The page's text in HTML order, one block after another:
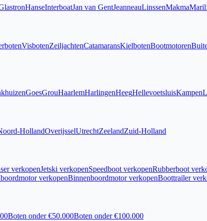
HanseInterboatJan van GentJeanneauLinssenMakmaMaril
VisbotenZeiljachtenCatamaransKielbotenBootmotoren
GoesGrouHaarlemHarlingenHeegHellevoetsluisKampen
HollandOverijsselUtrechtZeelandZuid-Holland
verkopenJetski verkopenSpeedboot verkopenRubberboot
verkopenBinnenboordmotor verkopenBoottrailer
Boten onder €50.000Boten onder €100.000